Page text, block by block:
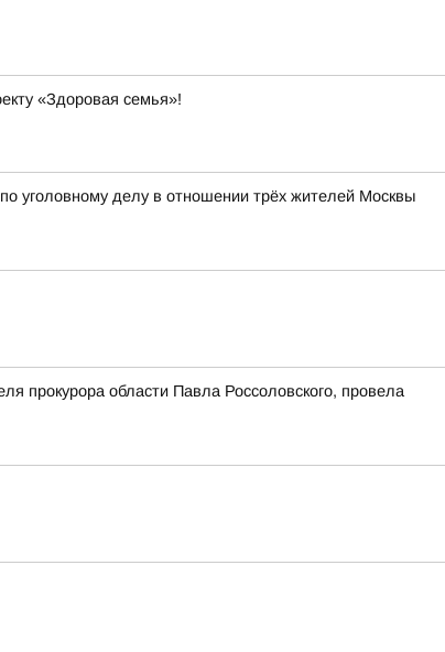
«Здоровая семья»!
уголовному делу в отношении трёх жителей Москвы
прокурора области Павла Россоловского, провела